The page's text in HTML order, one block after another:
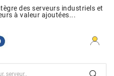
des serveurs industriels et
à valeur ajoutées...